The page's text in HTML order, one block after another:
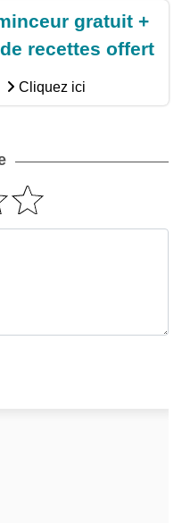
gratuit +
recettes offert
Cliquez ici